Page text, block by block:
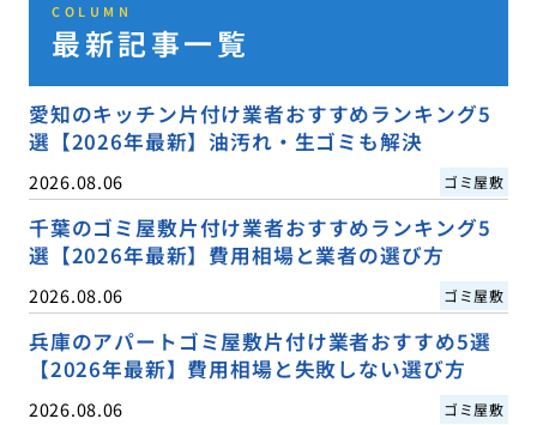
COLUMN
最新記事一覧
愛知のキッチン片付け業者おすすめランキング5
選【2026年最新】油汚れ・生ゴミも解決
2026.08.06 ゴミ屋敷
千葉のゴミ屋敷片付け業者おすすめランキング5
選【2026年最新】費用相場と業者の選び方
2026.08.06 ゴミ屋敷
兵庫のアパートゴミ屋敷片付け業者おすすめ5選
【2026年最新】費用相場と失敗しない選び方
2026.08.06 ゴミ屋敷